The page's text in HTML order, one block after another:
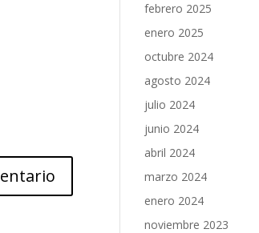
febrero 2025
enero 2025
octubre 2024
agosto 2024
julio 2024
junio 2024
abril 2024
marzo 2024
enero 2024
noviembre 2023